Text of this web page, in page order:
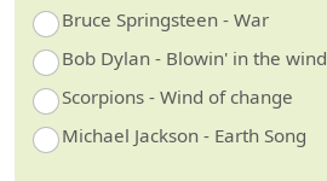
Bruce Springsteen - War
Bob Dylan - Blowin' in the wind
Scorpions - Wind of change
Michael Jackson - Earth Song